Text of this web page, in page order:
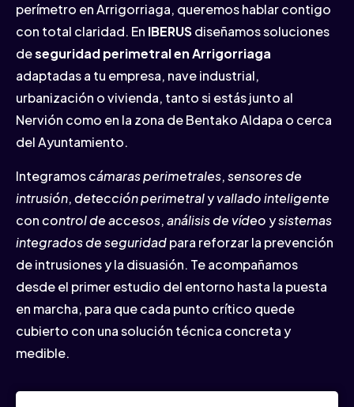
perímetro en Arrigorriaga, queremos hablar contigo
con total claridad. En IBERUSdiseñamos soluciones
deseguridad perimetral en Arrigorriaga
adaptadas a tu empresa, nave industrial,
urbanización o vivienda, tanto si estás junto al
Nervión como en la zona de Bentako Aldapa o cerca
del Ayuntamiento.
Integramoscámaras perimetrales,sensores de
intrusión,detección perimetralyvallado inteligente
concontrol de accesos,análisis de vídeoysistemas
integrados de seguridadpara reforzar la prevención
de intrusiones y la disuasión. Te acompañamos
desde el primer estudio del entorno hasta la puesta
en marcha, para que cada punto crítico quede
cubierto con una solución técnica concreta y
medible.